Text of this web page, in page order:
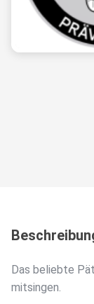
Das beliebte
mitsingen.